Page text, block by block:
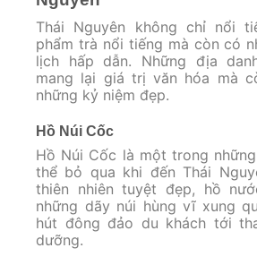
Thái Nguyên không chỉ nổi
phẩm trà nổi tiếng mà còn có
lịch hấp dẫn. Những địa
mang lại giá trị văn hóa mà
những kỷ niệm đẹp.
Hồ Núi Cốc
Hồ Núi Cốc là một trong
thể bỏ qua khi đến Thái
thiên nhiên tuyệt đẹp, hồ
những dãy núi hùng vĩ xung
hút đông đảo du khách tới
dưỡng.